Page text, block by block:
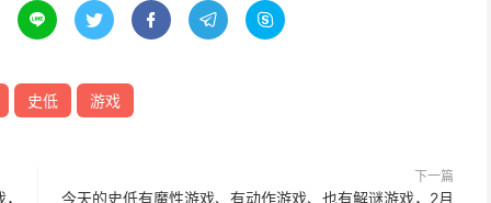
    
史低 游戏
下一篇
今天的史低有魔性游戏、有动作游戏、也有解谜游戏，2月